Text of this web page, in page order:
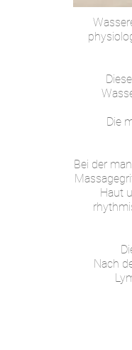
Die
Bei der
Haut
Nach